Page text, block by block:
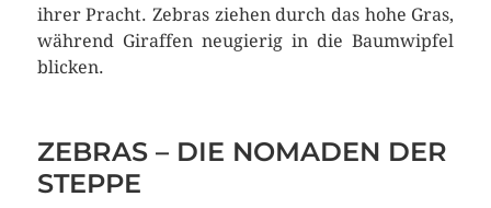
ihrer Pracht. Zebras ziehen durch das hohe Gras,
während Giraffen neugierig in die Baumwipfel
blicken.
ZEBRAS – DIE NOMADEN DER
STEPPE